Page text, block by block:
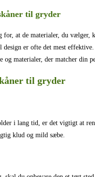
til gryder
for, at de materialer, du vælger,
er ofte det mest
og materialer, der matcher din
til gryder
i lang tid, er det vigtigt at
klud og mild sæbe.